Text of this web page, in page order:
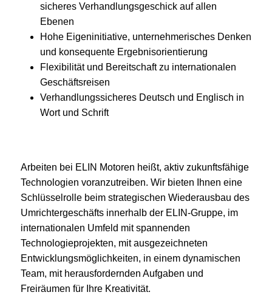
sicheres Verhandlungsgeschick auf allen
Ebenen
Hohe Eigeninitiative, unternehmerisches Denken
und konsequente Ergebnisorientierung
Flexibilität und Bereitschaft zu internationalen
Geschäftsreisen
Verhandlungssicheres Deutsch und Englisch in
Wort und Schrift
Arbeiten bei ELIN Motoren heißt, aktiv zukunftsfähige
Technologien voranzutreiben. Wir bieten Ihnen eine
Schlüsselrolle beim strategischen Wiederausbau des
Umrichtergeschäfts innerhalb der ELIN-Gruppe, im
internationalen Umfeld mit spannenden
Technologieprojekten, mit ausgezeichneten
Entwicklungsmöglichkeiten, in einem dynamischen
Team, mit herausfordernden Aufgaben und
Freiräumen für Ihre Kreativität.